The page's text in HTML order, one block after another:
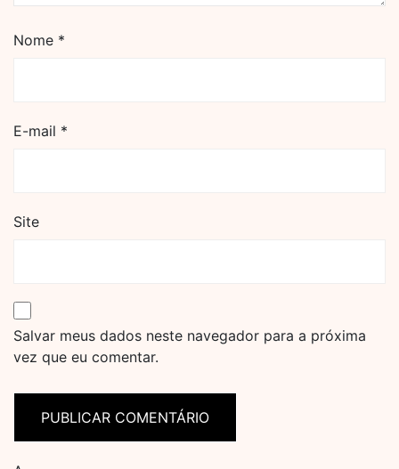
Nome *
E-mail *
Site
Salvar meus dados neste navegador para a próxima
vez que eu comentar.